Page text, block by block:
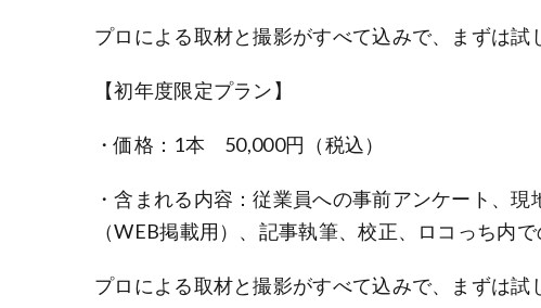
プロによる取材と撮影がすべて込みで、まずは試
【初年度限定プラン】
・価格：1本 50,000円（税込）
・含まれる内容：従業員への事前アンケート、
（WEB掲載用）、記事執筆、校正、ロコっち内
プロによる取材と撮影がすべて込みで、まずは試